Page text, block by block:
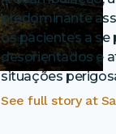
predominante
os pacientes a se
desorientados e
situações
See full story at